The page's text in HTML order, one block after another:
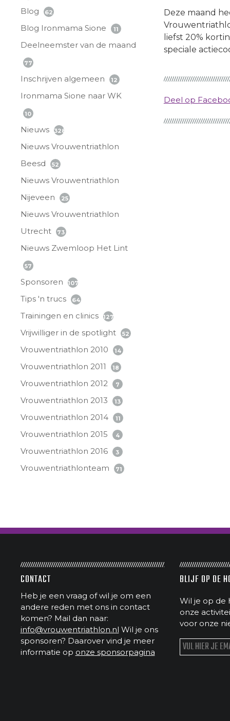
Blog 62
Blog Ironmama Sione 11
Deelneemster van de maand
77
Inschrijven algemeen 12
Ironmama Sione naar WK
10
Nieuws 328
Nieuws Vrouwentriathlon
Beesd
52
Nieuws Vrouwentriathlon
Nijeveen
25
Nieuws Vrouwentriathlon
Utrecht
73
Nieuws Zwemloop Het Lint
57
Sponsoren 107
Tips 'n trucs 64
Trainingen en clinics 127
Vrijwilliger in de spotlight 52
Vrouwentriathlon 2010 14
Vrouwentriathlon 2011 18
Vrouwentriathlon 2012 7
Vrouwentriathlon 2013 13
Vrouwentriathlon 2014 11
Vrouwentriathlon 2015 4
Vrouwentriathlon 2016 3
Vrouwentriathlonteam 71
Deze maand
liefst 20%
speciale
Deel op
CONTACT
Heb je een vraag of wil je om een
andere reden met ons in contact
komen? Mail dan naar:
info@vrouwentriathlon.nl Wil je ons
sponsoren? Daarover vind je meer
informatie op onze sponsorpagina
BLIJF OP DE
Wil je op de
onze
voor onze